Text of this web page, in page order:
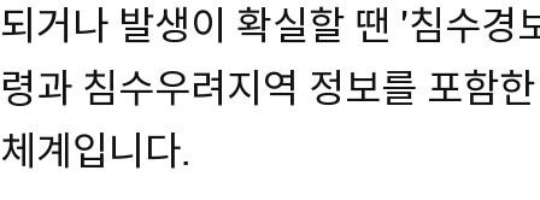
되거나 발생이 확실할 땐 '침수경
령과 침수우려지역 정보를 포함
체계입니다.